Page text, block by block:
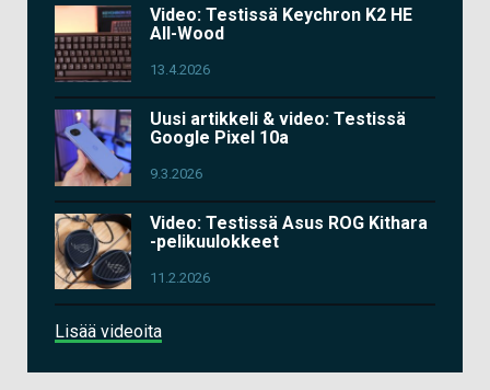
Video: Testissä Keychron K2 HE
All-Wood
13.4.2026
Uusi artikkeli & video: Testissä
Google Pixel 10a
9.3.2026
Video: Testissä Asus ROG Kithara
-pelikuulokkeet
11.2.2026
Lisää videoita